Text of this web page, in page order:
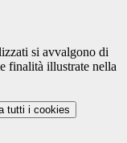
si avvalgono di
finalità illustrate nella
tutti i cookies